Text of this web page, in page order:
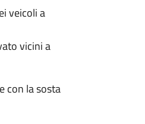
veicoli a
vicini a
con la sosta